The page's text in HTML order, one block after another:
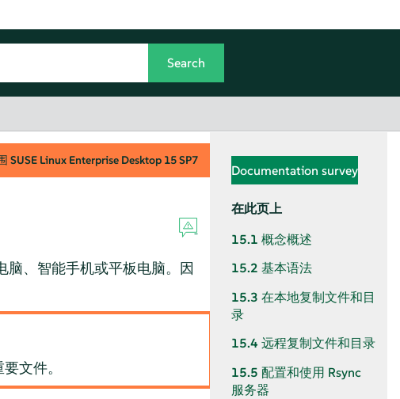
SUSE Linux Enterprise Desktop 15 SP7
脑、智能手机或平板电脑。因
文件。
Documentation survey
在此页上
15.1 概念概述
15.2 基本语法
15.3 在本地复制文件和目
录
15.4 远程复制文件和目录
15.5 配置和使用 Rsync
服务器